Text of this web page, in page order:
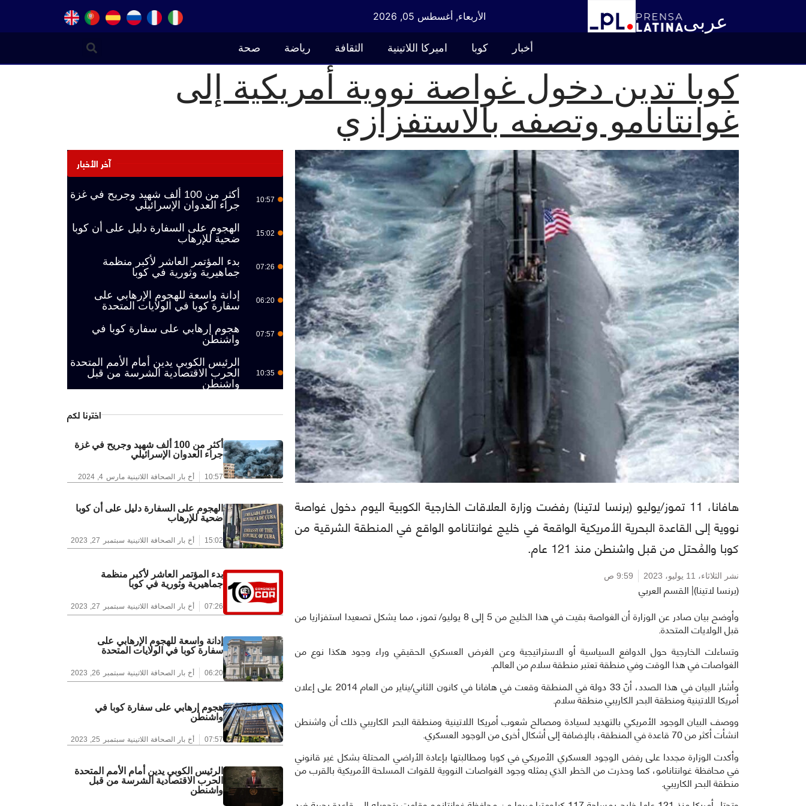
عربى الأربعاء, أغسطس 05, 2026
أخبار كوبا اميركا اللاتينية الثقافة رياضة صحة
كوبا تدين دخول غواصة نووية أمريكية إلى
غوانتانامو وتصفه بالاستفزازي
هافانا، 11 تموز/يوليو (برنسا لاتينا) رفضت وزارة العلاقات الخارجية الكوبية اليوم دخول غواصة
نووية إلى القاعدة البحرية الأمريكية الواقعة في خليج غوانتانامو الواقع في المنطقة الشرقية من
كوبا والمُحتل من قبل واشنطن منذ 121 عام.
نشر الثلاثاء، 11 يوليو، 2023 9:59 ص
(برنسا لاتينا)| القسم العربي
وأوضح بيان صادر عن الوزارة أن الغواصة بقيت في هذا الخليج من 5 إلى 8 يوليو/ تموز، مما يشكل تصعيدا استفزازيا من
قبل الولايات المتحدة.
وتساءلت الخارجية حول الدوافع السياسية أو الاستراتيجية وعن الغرض العسكري الحقيقي وراء وجود هكذا نوع من
الغواصات في هذا الوقت وفي منطقة تعتبر منطقة سلام من العالم.
وأشار البيان في هذا الصدد، أنّ 33 دولة في المنطقة وقعت في هافانا في كانون الثاني/يناير من العام 2014 على إعلان
أمريكا اللاتينية ومنطقة البحر الكاريبي منطقة سلام.
ووصف البيان الوجود الأمريكي بالتهديد لسيادة ومصالح شعوب أمريكا اللاتينية ومنطقة البحر الكاريبي ذلك أن واشنطن
انشأت أكثر من 70 قاعدة في المنطقة، بالإضافة إلى أشكال أخرى من الوجود العسكري.
وأكدت الوزارة مجددا على رفض الوجود العسكري الأمريكي في كوبا ومطالبتها بإعادة الأراضي المحتلة بشكل غير قانوني
في محافظة غوانتانامو، كما وحذرت من الخطر الذي يمثله وجود الغواصات النووية للقوات المسلحة الأمريكية بالقرب من
منطقة البحر الكاريبي.
آخر الأخبار
10:57
أكثر من 100 ألف شهيد وجريح في غزة
جراء العدوان الإسرائيلي
15:02
الهجوم على السفارة دليل على أن كوبا
ضحية للإرهاب
07:26
بدء المؤتمر العاشر لأكبر منظمة
جماهيرية وثورية في كوبا
06:20
إدانة واسعة للهجوم الإرهابي على
سفارة كوبا في الولايات المتحدة
07:57
هجوم إرهابي على سفارة كوبا في
واشنطن
10:35
الرئيس الكوبي يدين أمام الأمم المتحدة
الحرب الاقتصادية الشرسة من قبل
واشنطن
اخترنا لكم
أكثر من 100 ألف شهيد وجريح في غزة
جراء العدوان الإسرائيلي
10:57 أخ بار الصحافة اللاتينيةمارس 4, 2024
الهجوم على السفارة دليل على أن كوبا
ضحية للإرهاب
15:02 أخ بار الصحافة اللاتينية سبتمبر 27, 2023
بدء المؤتمر العاشر لأكبر منظمة
جماهيرية وثورية في كوبا
07:26 أخ بار الصحافة اللاتينية سبتمبر 27, 2023
إدانة واسعة للهجوم الإرهابي على
سفارة كوبا في الولايات المتحدة
06:20 أخ بار الصحافة اللاتينية سبتمبر 26, 2023
هجوم إرهابي على سفارة كوبا في
واشنطن
07:57 أخ بار الصحافة اللاتينية سبتمبر 25, 2023
الرئيس الكوبي يدين أمام الأمم المتحدة
الحرب الاقتصادية الشرسة من قبل
واشنطن